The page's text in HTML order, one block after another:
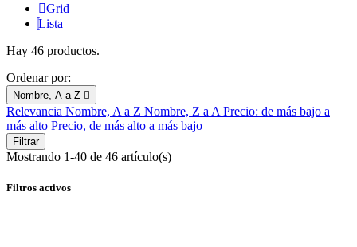
Grid
Lista
Hay 46 productos.
Ordenar por:
Nombre, A a Z 
Relevancia Nombre, A a Z Nombre, Z a A Precio: de más bajo a
más alto Precio, de más alto a más bajo
Filtrar
Mostrando 1-40 de 46 artículo(s)
Filtros activos